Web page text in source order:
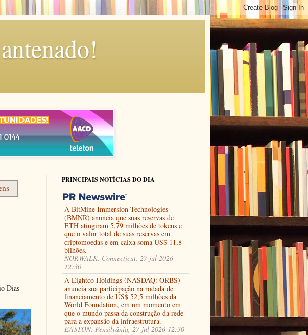
Dias
PRINCIPAIS NOTÍCIAS DO DIA
A BitMine Immersion Technologies
(BMNR) anuncia que suas reservas de
ETH atingiram 5,79 milhões de tokens e
que o valor total de suas reservas em
criptomoedas e em caixa soma US$ 11,8
bilhões.
NORWALK, Connecticut, 27 jul 2026
12:30
A Eightco Holdings (NASDAQ: ORBS)
anuncia sua participação na rodada de
financiamento de US$ 52,5 milhões da
World Foundation, em um momento em
que o mundo passa da construção da rede
para a expansão da infraestrutura.
EASTON, Pensilvânia, 27 jul 2026 12:30